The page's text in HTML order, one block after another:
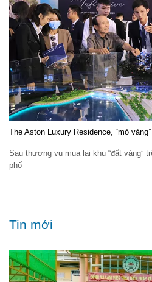
The Aston Luxury Residence, “mỏ
Sau thương vụ mua lại khu “đất vàng”
phố
Tin mới